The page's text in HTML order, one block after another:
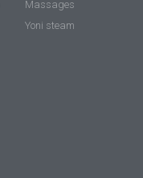
Massages
Yoni steam